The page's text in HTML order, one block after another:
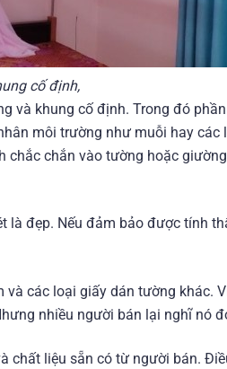
cố định,
và khung cố định. Trong đó
môi trường như muỗi hay các
chắn vào tường hoặc
là đẹp. Nếu đảm bảo được tính
và các loại giấy dán tường khác.
nhiều người bán lại nghĩ nó
chất liệu sẵn có từ người bán.